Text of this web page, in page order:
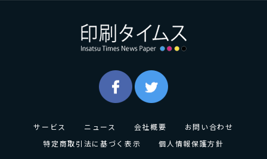
サービス ニュース 会社概要
お問い合わせ
特定商取引法に基づく表示
個人情報保護方針